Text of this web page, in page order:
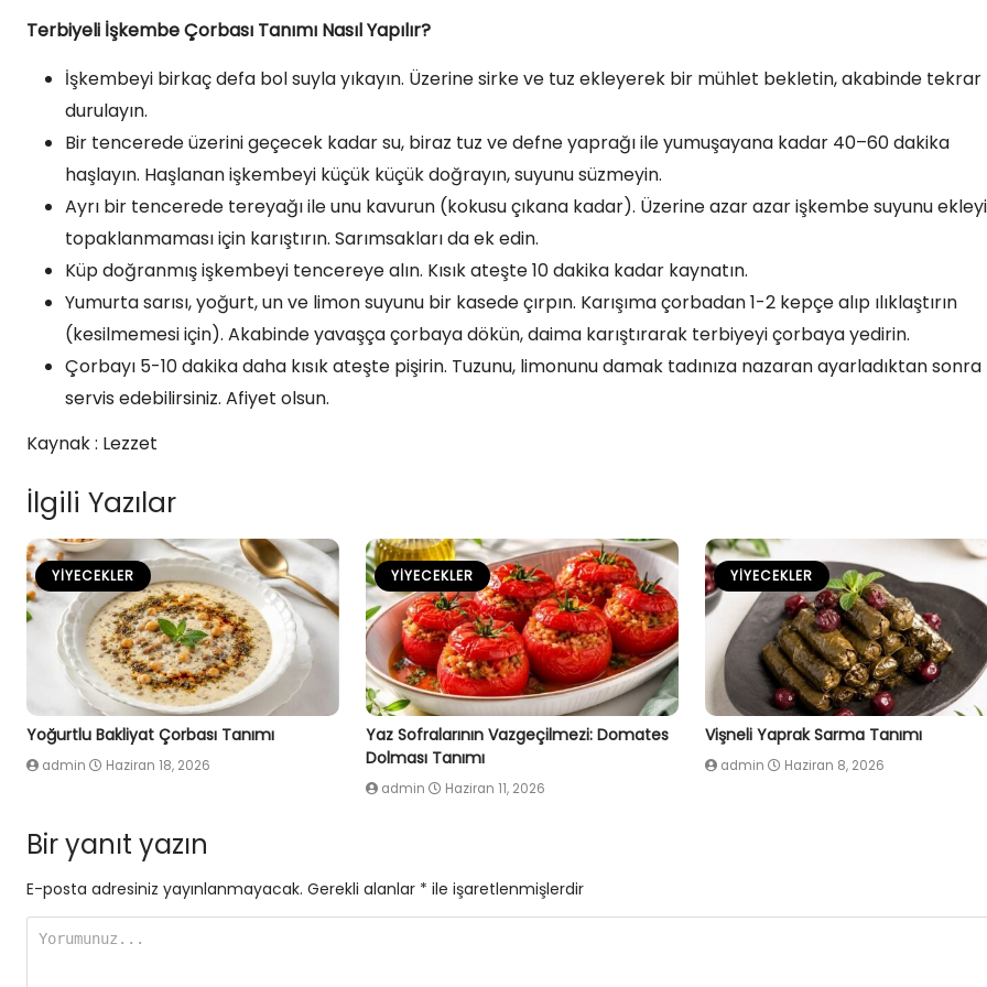
Terbiyeli İşkembe Çorbası Tanımı Nasıl Yapılır?
İşkembeyi birkaç defa bol suyla yıkayın. Üzerine sirke ve tuz ekleyerek bir mühlet bekletin, akabinde tekrar
durulayın.
Bir tencerede üzerini geçecek kadar su, biraz tuz ve defne yaprağı ile yumuşayana kadar 40–60 dakika
haşlayın. Haşlanan işkembeyi küçük küçük doğrayın, suyunu süzmeyin.
Ayrı bir tencerede tereyağı ile unu kavurun (kokusu çıkana kadar). Üzerine azar azar işkembe suyunu
topaklanmaması için karıştırın. Sarımsakları da ek edin.
Küp doğranmış işkembeyi tencereye alın. Kısık ateşte 10 dakika kadar kaynatın.
Yumurta sarısı, yoğurt, un ve limon suyunu bir kasede çırpın. Karışıma çorbadan 1-2 kepçe alıp ılıklaştırın
(kesilmemesi için). Akabinde yavaşça çorbaya dökün, daima karıştırarak terbiyeyi çorbaya yedirin.
Çorbayı 5-10 dakika daha kısık ateşte pişirin. Tuzunu, limonunu damak tadınıza nazaran ayarladıktan sonra
servis edebilirsiniz. Afiyet olsun.
Kaynak : Lezzet
İlgili Yazılar
YIYECEKLER
Yoğurtlu Bakliyat Çorbası Tanımı
admin Haziran 18, 2026
YIYECEKLER
Yaz Sofralarının Vazgeçilmezi: Domates
Dolması Tanımı
admin Haziran 11, 2026
YIYECEKLER
Vişneli Yaprak Sarma Tanımı
admin Haziran 8, 2026
Bir yanıt yazın
E-posta adresiniz yayınlanmayacak. Gerekli alanlar * ile işaretlenmişlerdir